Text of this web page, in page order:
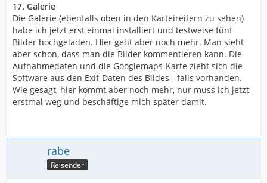
17. Galerie
Die Galerie (ebenfalls oben in den Karteireitern zu sehen)
habe ich jetzt erst einmal installiert und testweise fünf
Bilder hochgeladen. Hier geht aber noch mehr. Man sieht
aber schon, dass man die Bilder kommentieren kann. Die
Aufnahmedaten und die Googlemaps-Karte zieht sich die
Software aus den Exif-Daten des Bildes - falls vorhanden.
Wie gesagt, hier kommt aber noch mehr, nur muss ich jetzt
erstmal weg und beschäftige mich später damit.
rabe
Reisender